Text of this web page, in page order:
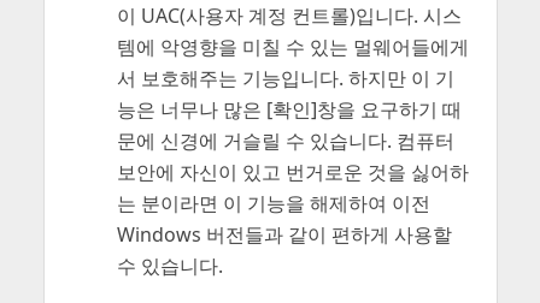
이 UAC(사용자 계정 컨트롤)입니다. 시스
템에 악영향을 미칠 수 있는 멀웨어들에게
서 보호해주는 기능입니다. 하지만 이 기
능은 너무나 많은 [확인]창을 요구하기 때
문에 신경에 거슬릴 수 있습니다. 컴퓨터
보안에 자신이 있고 번거로운 것을 싫어하
는 분이라면 이 기능을 해제하여 이전
Windows 버전들과 같이 편하게 사용할
수 있습니다.